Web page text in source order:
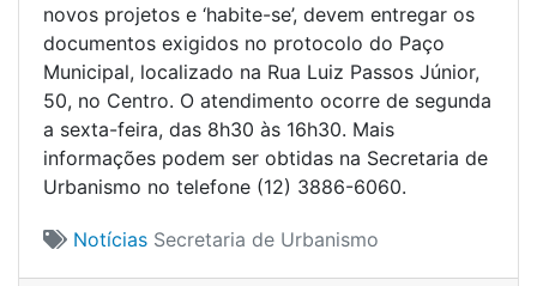
novos projetos e ‘habite-se’, devem entregar os
documentos exigidos no protocolo do Paço
Municipal, localizado na Rua Luiz Passos Júnior,
50, no Centro. O atendimento ocorre de segunda
a sexta-feira, das 8h30 às 16h30. Mais
informações podem ser obtidas na Secretaria de
Urbanismo no telefone (12) 3886-6060.
Notícias Secretaria de Urbanismo